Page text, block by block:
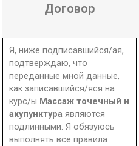
Договор
Я, ниже подписавшийся/ая,
подтверждаю, что
переданные мной данные,
как записавшийся/яся на
курс/ы Массаж точечный и
акупунктураявляются
подлинными. Я обязуюсь
выполнять все правила